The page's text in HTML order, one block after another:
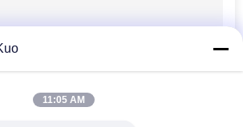
di ampia
11:05 AM